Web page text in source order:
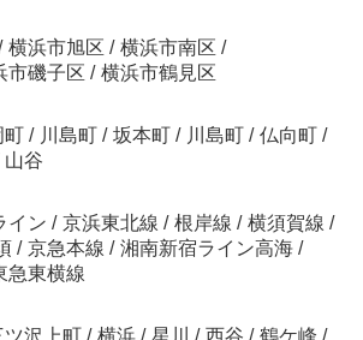
横浜市旭区 / 横浜市南区 /
市磯子区 / 横浜市鶴見区
町 / 川島町 / 坂本町 / 川島町 / 仏向町 /
山谷
イン / 京浜東北線 / 根岸線 / 横須賀線 /
/ 京急本線 / 湘南新宿ライン高海 /
急東横線
ツ沢上町 / 横浜 / 星川 / 西谷 / 鶴ケ峰 /